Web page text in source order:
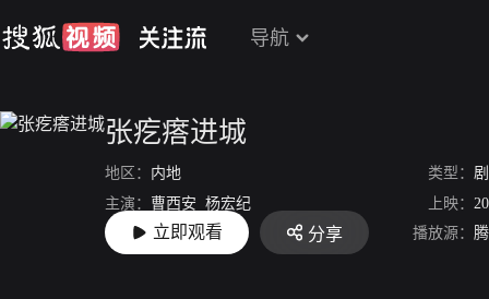
导航
张疙瘩进城
地区： 内地 类型：
主演： 曹西安 杨宏纪 上映：
导演： 刘君
立即观看 分享 播放源：